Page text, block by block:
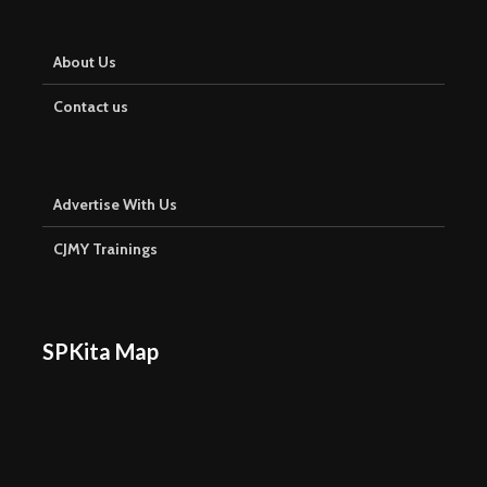
About Us
Contact us
Advertise With Us
CJMY Trainings
SPKita Map